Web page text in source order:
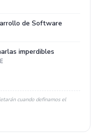
de Software
imperdibles
cuando definamos el